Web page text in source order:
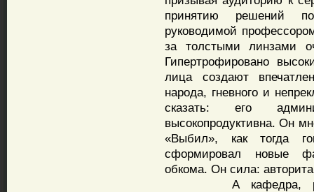
принятию решений
руководимой
за толстыми линзами
Гипертрофировано
лица создают
народа, гневного и
сказать: его
высокопродуктивна. Он
«Выбил», как тогда
сформировал новые
обкома. Он сила:
А кафедра,